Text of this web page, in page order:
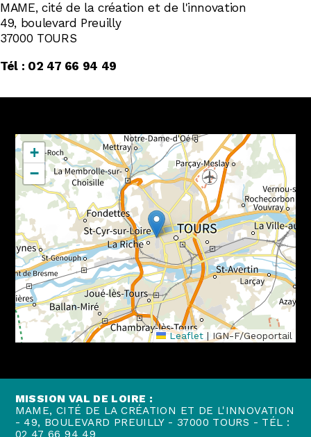
MAME, cité de la création et de l'innovation
49, boulevard Preuilly
37000 TOURS
Tél : 02 47 66 94 49
+
−
Leaflet | IGN-F/Geoportail
MISSION VAL DE LOIRE :
MAME, CITÉ DE LA CRÉATION ET DE L'INNOVATION
- 49, BOULEVARD PREUILLY - 37000 TOURS - TÉL :